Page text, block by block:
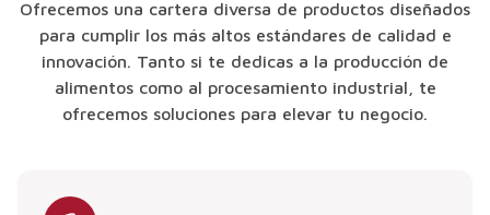
Ofrecemos una cartera diversa de productos diseñados
para cumplir los más altos estándares de calidad e
innovación. Tanto si te dedicas a la producción de
alimentos como al procesamiento industrial, te
ofrecemos soluciones para elevar tu negocio.